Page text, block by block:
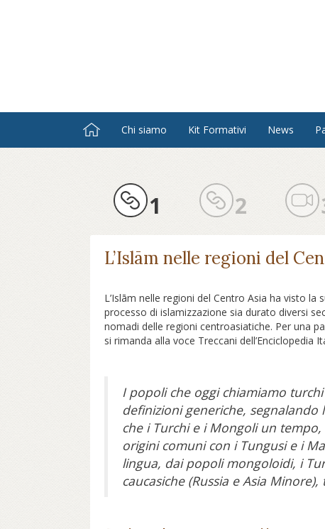
Chi siamo Kit Formativi News
1 2
L’Islām nelle regioni del
L’Islām nelle regioni del Centro Asia ha visto la
processo di islamizzazione sia durato diversi
nomadi delle regioni centroasiatiche. Per una
si rimanda alla voce Treccani dell’Enciclopedia
I popoli che oggi chiamiamo
definizioni generiche,
che i Turchi e i Mongoli un
origini comuni con i Tungusi e i
lingua, dai popoli mongoloidi, i
caucasiche (Russia e Asia